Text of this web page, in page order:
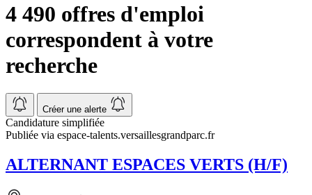
4 490 offres d'emploi
correspondent à votre
recherche
Créer une alerte
Candidature simplifiée
Publiée via espace-talents.versaillesgrandparc.fr
ALTERNANT ESPACES VERTS (H/F)